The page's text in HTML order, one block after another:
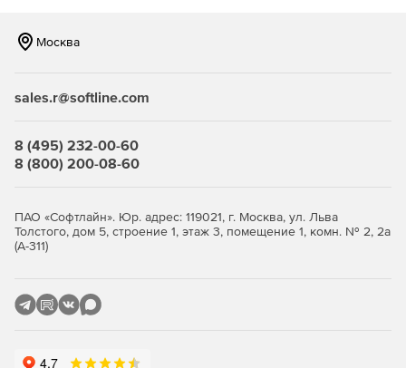
Файлы могут храниться во внутренней или внешней
Предотвращение потери корпоративных данных и их
Программа может быть настроена для 1000 серверов.
Запись работы call-центра.
Проверка на соответствие стандартам индустрии
Москва
sales.r@softline.com
8 (495) 232-00-60
8 (800) 200-08-60
ПАО «Софтлайн». Юр. адрес: 119021, г. Москва, ул. Льва
Толстого, дом 5, строение 1, этаж 3, помещение 1, комн. № 2, 2а
(А-311)